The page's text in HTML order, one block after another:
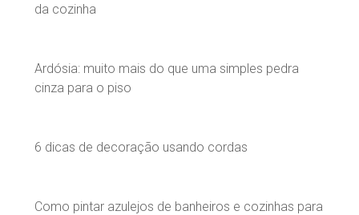
da cozinha
Ardósia: muito mais do que uma simples pedra
cinza para o piso
6 dicas de decoração usando cordas
Como pintar azulejos de banheiros e cozinhas para